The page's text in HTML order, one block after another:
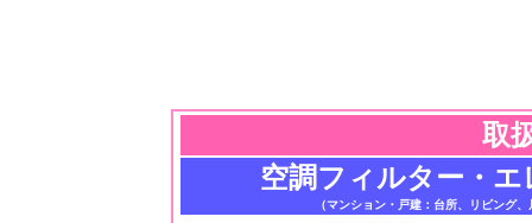
取
空調フィルター・
（マンション・戸建：台所、リビング